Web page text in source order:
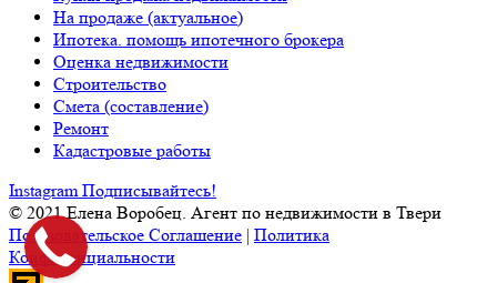
На продаже (актуальное)
Ипотека. помощь ипотечного брокера
Оценка недвижимости
Строительство
Смета (составление)
Ремонт
Кадастровые работы
Instagram Подписывайтесь!
© 2021 Елена Воробец. Агент по недвижимости в Твери
Пользовательское Соглашение | Политика
Конфиденциальности